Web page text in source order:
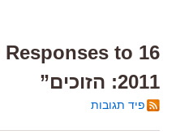
2011: הזוכים”
פיד תגובות